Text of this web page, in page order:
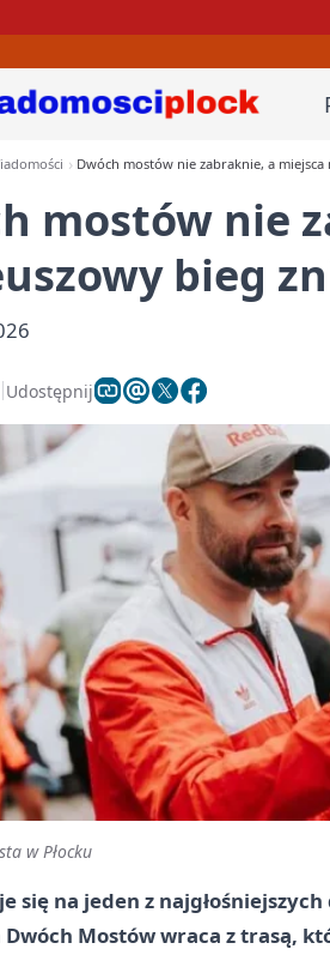
Dwóch mostów nie zabraknie, a
mostów nie
bieg
Udostępnij
w Płocku
się na jeden z
Dwóch Mostów wraca z trasą,